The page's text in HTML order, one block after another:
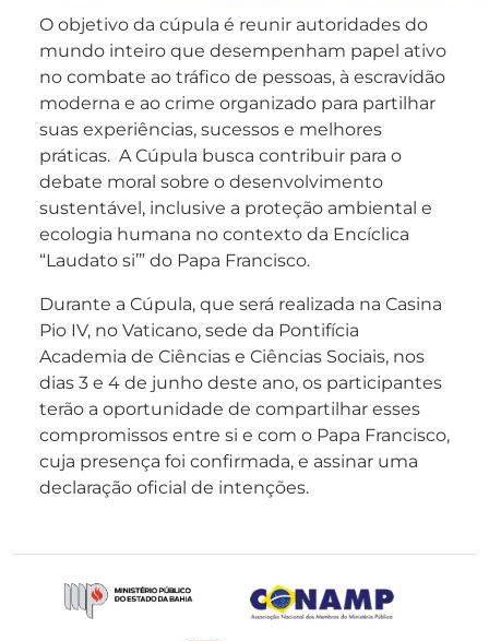
O objetivo da cúpula é reunir autoridades do
mundo inteiro que desempenham papel ativo
no combate ao tráfico de pessoas, à escravidão
moderna e ao crime organizado para partilhar
suas experiências, sucessos e melhores
práticas. A Cúpula busca contribuir para o
debate moral sobre o desenvolvimento
sustentável, inclusive a proteção ambiental e
ecologia humana no contexto da Encíclica
“Laudato si’” do Papa Francisco.
Durante a Cúpula, que será realizada na Casina
Pio IV, no Vaticano, sede da Pontifícia
Academia de Ciências e Ciências Sociais, nos
dias 3 e 4 de junho deste ano, os participantes
terão a oportunidade de compartilhar esses
compromissos entre si e com o Papa Francisco,
cuja presença foi confirmada, e assinar uma
declaração oficial de intenções.